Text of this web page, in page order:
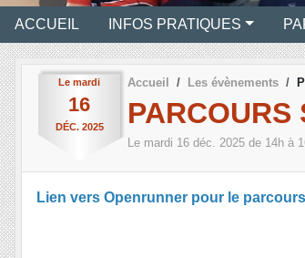
ACCUEIL INFOS PRATIQUES
Le mardi
16
DÉC. 2025
Accueil Les évènements
PARCOURS
Le mardi 16 déc. 2025 de 14h à
Lien vers Openrunner pour le